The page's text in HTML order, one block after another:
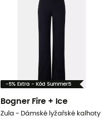
-5% Extra - Kód Summer5
Bogner Fire + Ice
Zula - Dámské lyžařské kalhoty